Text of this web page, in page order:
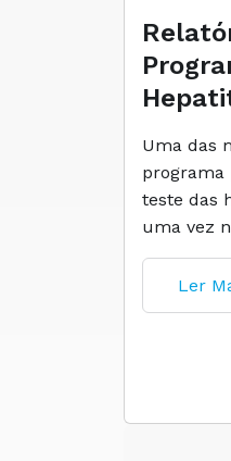
Uma das
programa
teste das
uma vez
Ler